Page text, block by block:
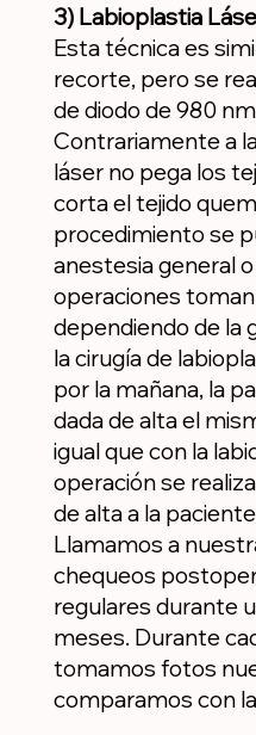
3) Labioplastia
Esta técnica es
recorte, pero se
de diodo de 980
Contrariamente a
láser no pega los
corta el tejido
procedimiento se
anestesia general
operaciones toman
dependiendo de la
la cirugía de
por la mañana, la
dada de alta el
igual que con la
operación se
de alta a la
Llamamos a
chequeos
regulares durante
meses. Durante
tomamos fotos
comparamos con